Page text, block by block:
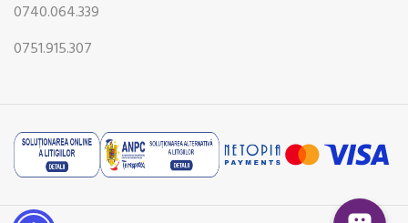
0740.064.339
0751.915.307